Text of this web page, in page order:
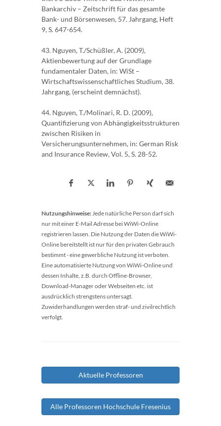
Bankarchiv – Zeitschrift für das gesamte
Bank- und Börsenwesen, 57. Jahrgang, Heft
9, S. 647-654.
43. Nguyen, T./Schüßler, A. (2009),
Aktienbewertung auf der Grundlage
fundamentaler Daten, in: WiSt –
Wirtschaftswissenschaftliches Studium, 38.
Jahrgang, (erscheint demnächst).
44. Nguyen, T./Molinari, R. D. (2009),
Quantifizierung von Abhängigkeitsstrukturen
zwischen Risiken in
Versicherungsunternehmen, in: German Risk
and Insurance Review, Vol. 5, S. 28-52.
Nutzungshinweise: Jede natürliche Person darf sich
nur mit einer E-Mail Adresse bei WiWi-Online
registrieren lassen. Die Nutzung der Daten die WiWi-
Online bereitstellt ist nur für den privaten Gebrauch
bestimmt - eine gewerbliche Nutzung ist verboten.
Eine automatisierte Nutzung von WiWi-Online und
dessen Inhalte, z.B. durch Offline-Browser,
Download-Manager oder Webseiten etc. ist
ausdrücklich strengstens untersagt.
Zuwiderhandlungen werden straf- und zivilrechtlich
verfolgt.
Aktuelle Professoren
Alle Professoren Hochschule Fresenius